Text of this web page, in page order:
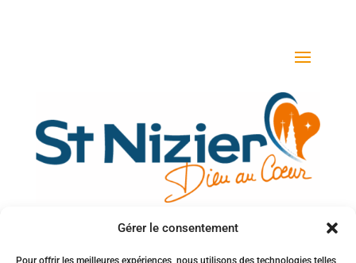
Gérer le consentement
Pour offrir les meilleures expériences, nous utilisons des technologies telles
Votre adresse e-mail